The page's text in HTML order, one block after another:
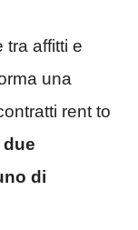
tra affitti e
una
rent to
di